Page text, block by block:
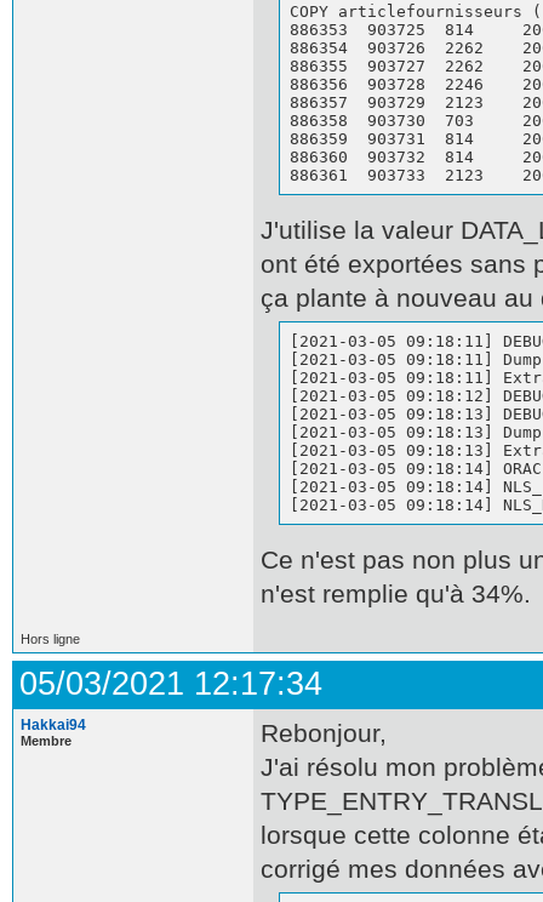
COPY articlefournisseurs
886353	903725	814	2000100203811	2000100203811	6	1	635.59	0	2	2	\N	0	903725	2	\N	\N	\N	\N
886354	903726	2262	2000100203835	2000100203835	6	1	42.52	0	2	2	on	1	\N	2	\N	\N	\N	\N
886355	903727	2262	2000100203842	2000100203842	6	1	6.8	0	2	2	on	1	\N	2	\N	\N	\N	\N
886356	903728	2246	2000100203866	2000100203866	6	1	440.58	0	2	2	on	1	\N	2	\N	\N	\N	\N
886357	903729	2123	2000100203873	2000100203873	6	1	9.4	0	2	2	on	1	\N	2	\N	\N	\N	\N
886358	903730	703	2000100203941	2000100203941	6	1	394.73	0	2	2	on	1	\N	2	("(fr,2000100203941)")	\N	\N	\N
886359	903731	814	2000100203958	2000100203958	6	1	390.29	0	2	2	on	1	\N	2	\N	\N	\N	\N
886360	903732	814	2000100204030	2000100204030	6	1	412.72	0	2	2	\N	1	903732	2	\N	\N	\N	\N
J'utilise la valeur
ont été exportées sans
ça plante à nouveau
[2021-03-05 09:18:11]
[2021-03-05 09:18:11]
[2021-03-05 09:18:11]
[2021-03-05 09:18:12]
[2021-03-05 09:18:13]
[2021-03-05 09:18:13]
[2021-03-05 09:18:13]
[2021-03-05 09:18:14]
[2021-03-05 09:18:14]
[2021-03-05 09:18:14]
Ce n'est pas non plus
n'est remplie qu'à 34%.
Hors ligne
05/03/2021 12:17:34
Hakkai94
Membre
Rebonjour,
J'ai résolu mon
lorsque cette colonne
corrigé mes données